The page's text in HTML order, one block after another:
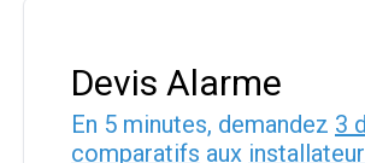
Devis Alarme
En 5 minutes, demandez 3
comparatifs aux